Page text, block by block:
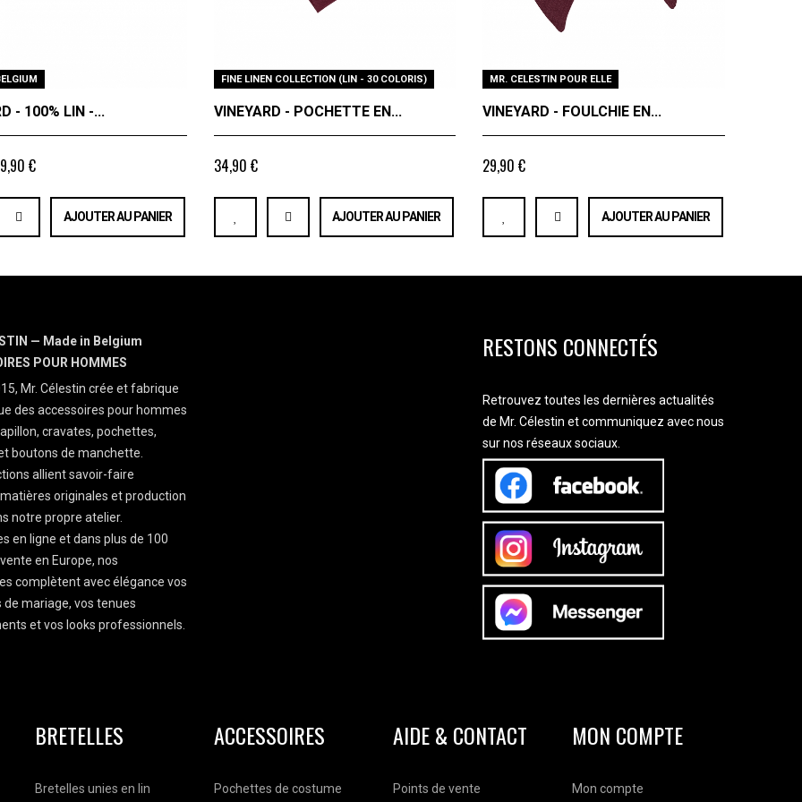
- 100% LIN -...
€
AJOUTER AU PANIER
FINE LINEN COLLECTION (LIN - 30 COLORIS)
VINEYARD - POCHETTE EN...
34,90 €
AJOUTER AU PANIER
MR. CELESTIN POUR ELLE
VINEYARD - FOULCHIE EN...
29,90 €
AJOUTER AU PANIER
— Made in Belgium
POUR HOMMES
Mr. Célestin crée et fabrique
des accessoires pour hommes
cravates, pochettes,
boutons de manchette.
allient savoir-faire
originales et production
notre propre atelier.
en ligne et dans plus de 100
en Europe, nos
complètent avec élégance vos
mariage, vos tenues
et vos looks professionnels.
RESTONS CONNECTÉS
Retrouvez toutes les dernières actualités
de Mr. Célestin et communiquez avec nous
sur nos réseaux sociaux.
BRETELLES
Bretelles unies en lin
ACCESSOIRES
Pochettes de costume
AIDE & CONTACT
Points de vente
MON COMPTE
Mon compte